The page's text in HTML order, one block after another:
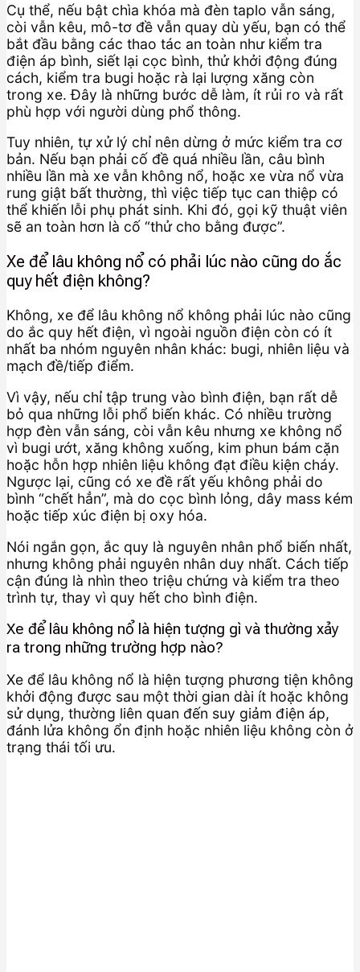
Cụ thể, nếu bật chìa khóa mà đèn taplo vẫn sáng,
còi vẫn kêu, mô-tơ đề vẫn quay dù yếu, bạn có thể
bắt đầu bằng các thao tác an toàn như kiểm tra
điện áp bình, siết lại cọc bình, thử khởi động đúng
cách, kiểm tra bugi hoặc rà lại lượng xăng còn
trong xe. Đây là những bước dễ làm, ít rủi ro và rất
phù hợp với người dùng phổ thông.
Tuy nhiên, tự xử lý chỉ nên dừng ở mức kiểm tra cơ
bản. Nếu bạn phải cố đề quá nhiều lần, câu bình
nhiều lần mà xe vẫn không nổ, hoặc xe vừa nổ vừa
rung giật bất thường, thì việc tiếp tục can thiệp có
thể khiến lỗi phụ phát sinh. Khi đó, gọi kỹ thuật viên
sẽ an toàn hơn là cố “thử cho bằng được”.
Xe để lâu không nổ có phải lúc nào cũng do ắc
quy hết điện không?
Không, xe để lâu không nổ không phải lúc nào cũng
do ắc quy hết điện, vì ngoài nguồn điện còn có ít
nhất ba nhóm nguyên nhân khác: bugi, nhiên liệu và
mạch đề/tiếp điểm.
Vì vậy, nếu chỉ tập trung vào bình điện, bạn rất dễ
bỏ qua những lỗi phổ biến khác. Có nhiều trường
hợp đèn vẫn sáng, còi vẫn kêu nhưng xe không nổ
vì bugi ướt, xăng không xuống, kim phun bám cặn
hoặc hỗn hợp nhiên liệu không đạt điều kiện cháy.
Ngược lại, cũng có xe đề rất yếu không phải do
bình “chết hẳn”, mà do cọc bình lỏng, dây mass kém
hoặc tiếp xúc điện bị oxy hóa.
Nói ngắn gọn, ắc quy là nguyên nhân phổ biến nhất,
nhưng không phải nguyên nhân duy nhất. Cách tiếp
cận đúng là nhìn theo triệu chứng và kiểm tra theo
trình tự, thay vì quy hết cho bình điện.
Xe để lâu không nổ là hiện tượng gì và thường xảy
ra trong những trường hợp nào?
Xe để lâu không nổ là hiện tượng phương tiện không
khởi động được sau một thời gian dài ít hoặc không
sử dụng, thường liên quan đến suy giảm điện áp,
đánh lửa không ổn định hoặc nhiên liệu không còn ở
trạng thái tối ưu.